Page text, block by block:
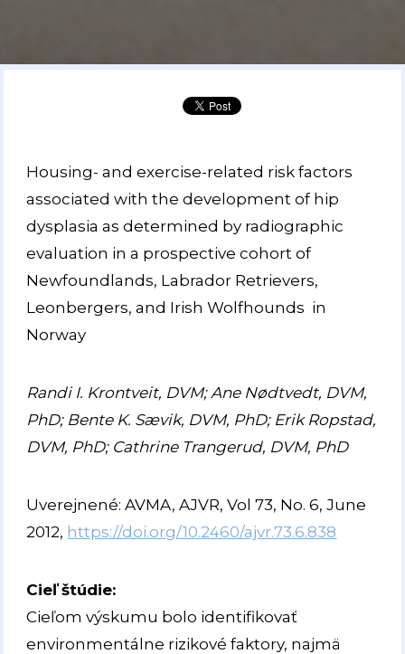
Housing- and exercise-related risk factors
associated with the development of hip
dysplasia as determined by radiographic
evaluation in a prospective cohort of
Newfoundlands, Labrador Retrievers,
Leonbergers, and Irish Wolfhounds in
Norway
Randi I. Krontveit, DVM; Ane Nødtvedt, DVM,
PhD; Bente K. Sævik, DVM, PhD; Erik Ropstad,
DVM, PhD; Cathrine Trangerud, DVM, PhD
Uverejnené: AVMA, AJVR, Vol 73, No. 6, June
2012, https://doi.org/10.2460/ajvr.73.6.838
Cieľ štúdie:
Cieľom výskumu bolo identifikovať
environmentálne rizikové faktory, najmä